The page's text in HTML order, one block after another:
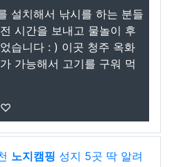
설치해서 낚시를 하는 분들
시간을 보내고 물놀이 후
습니다 : ) 이곳 청주 옥화
가능해서 고기를 구워 먹
♡
노지캠핑 성지 5곳 딱 알려